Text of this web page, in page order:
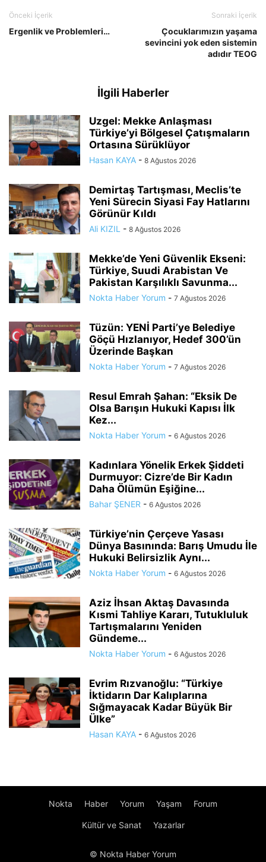
Önceki İçerik
Ergenlik ve Problemleri…
Sonraki İçerik
Çocuklarımızın yaşama
sevincini yok eden sistemin
adıdır TEOG
İlgili Haberler
Uzgel: Mekke Anlaşması
Türkiye’yi Bölgesel Çatışmaların
Ortasına Sürüklüyor
Hasan KAYA - 8 Ağustos 2026
Demirtaş Tartışması, Meclis’te
Yeni Sürecin Siyasi Fay Hatlarını
Görünür Kıldı
Ali KIZIL - 8 Ağustos 2026
Mekke’de Yeni Güvenlik Ekseni:
Türkiye, Suudi Arabistan Ve
Pakistan Karşılıklı Savunma...
Nokta Haber Yorum - 7 Ağustos 2026
Tüzün: YENİ Parti’ye Belediye
Göçü Hızlanıyor, Hedef 300’ün
Üzerinde Başkan
Nokta Haber Yorum - 7 Ağustos 2026
Resul Emrah Şahan: “Eksik De
Olsa Barışın Hukuki Kapısı İlk
Kez...
Nokta Haber Yorum - 6 Ağustos 2026
Kadınlara Yönelik Erkek Şiddeti
Durmuyor: Cizre’de Bir Kadın
Daha Ölümün Eşiğine...
Bahar ŞENER - 6 Ağustos 2026
Türkiye’nin Çerçeve Yasası
Dünya Basınında: Barış Umudu İle
Hukuki Belirsizlik Aynı...
Nokta Haber Yorum - 6 Ağustos 2026
Aziz İhsan Aktaş Davasında
Kısmi Tahliye Kararı, Tutukluluk
Tartışmalarını Yeniden
Gündeme...
Nokta Haber Yorum - 6 Ağustos 2026
Evrim Rızvanoğlu: “Türkiye
İktidarın Dar Kalıplarına
Sığmayacak Kadar Büyük Bir
Ülke”
Hasan KAYA - 6 Ağustos 2026
Nokta Haber Yorum Yaşam Forum
Kültür ve Sanat Yazarlar
© Nokta Haber Yorum